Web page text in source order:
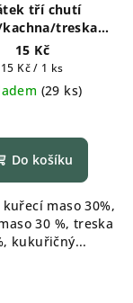
tří chutí
treska
měkké 1ks
15 Kč
Měrná
cena:
15 Kč / 1 ks
(29 ks)
Do košíku
maso 30%,
30 %, treska
kukuřičný...